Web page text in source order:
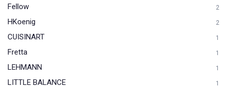
Fellow 2
HKoenig 2
CUISINART 1
Fretta 1
LEHMANN 1
LITTLE BALANCE 1